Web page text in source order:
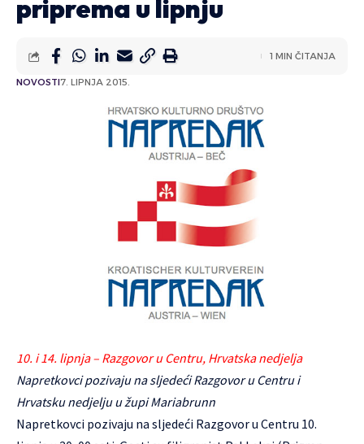
priprema u lipnju
NOVOSTI7. LIPNJA 2015.
1 MIN ČITANJA
10. i 14. lipnja – Razgovor u Centru, Hrvatska nedjelja
Napretkovci pozivaju na sljedeći Razgovor u Centru i
Hrvatsku nedjelju u župi Mariabrunn
Napretkovci pozivaju na sljedeći Razgovor u Centru 10.